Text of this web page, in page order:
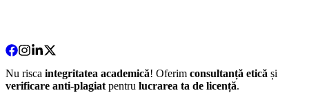
Nu risca integritatea academică! Oferim consultanță etică și
verificare anti-plagiat pentru lucrarea ta de licență.